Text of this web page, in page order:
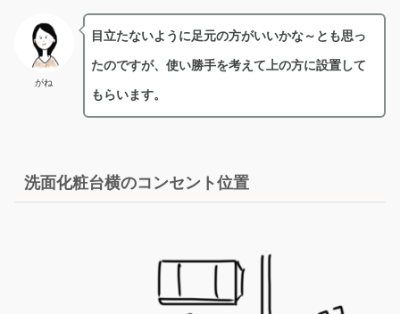
がね
目立たないように足元の方がいいかな～とも思っ
たのですが、使い勝手を考えて上の方に設置して
もらいます。
洗面化粧台横のコンセント位置